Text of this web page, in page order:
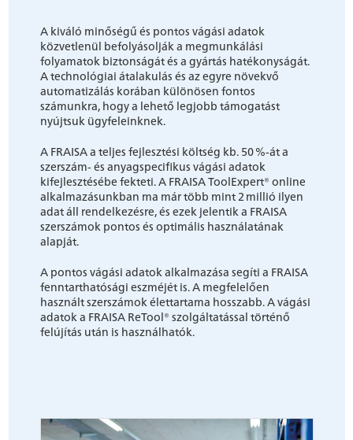
A kiváló minőségű és pontos vágási adatok
közvetlenül befolyásolják a megmunkálási
folyamatok biztonságát és a gyártás hatékonyságát.
A technológiai átalakulás és az egyre növekvő
automatizálás korában különösen fontos
számunkra, hogy a lehető legjobb támogatást
nyújtsuk ügyfeleinknek.
A FRAISA a teljes fejlesztési költség kb. 50 %-át a
szerszám- és anyagspecifikus vágási adatok
kifejlesztésébe fekteti. A FRAISA ToolExpert® online
alkalmazásunkban ma már több mint 2 millió ilyen
adat áll rendelkezésre, és ezek jelentik a FRAISA
szerszámok pontos és optimális használatának
alapját.
A pontos vágási adatok alkalmazása segíti a FRAISA
fenntarthatósági eszméjét is. A megfelelően
használt szerszámok élettartama hosszabb. A vágási
adatok a FRAISA ReTool® szolgáltatással történő
felújítás után is használhatók.